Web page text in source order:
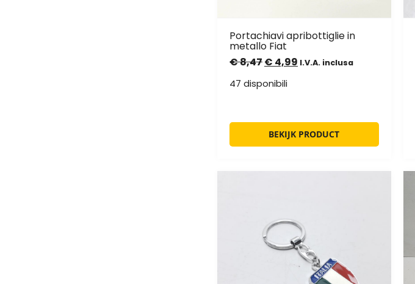
Portachiavi apribottiglie in
metallo Fiat
€8,47€ 4,99 I.V.A. inclusa
47 disponibili
BEKIJK PRODUCT